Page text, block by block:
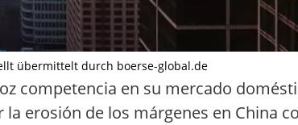
übermittelt durch boerse-global.de
competencia en su mercado
erosión de los márgenes en China